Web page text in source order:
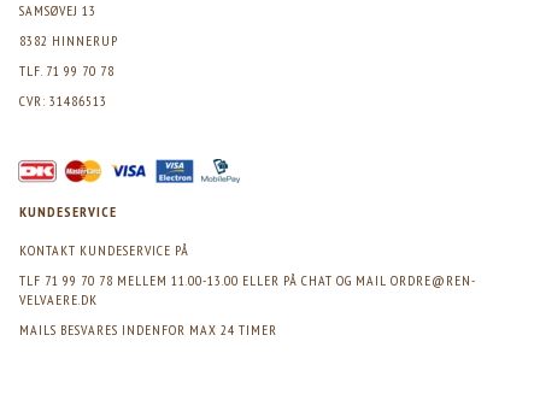
SAMSØVEJ 13
8382 HINNERUP
TLF. 71 99 70 78
CVR: 31486513
KUNDESERVICE
KONTAKT KUNDESERVICE PÅ
TLF 71 99 70 78 MELLEM 11.00-13.00 ELLER PÅ CHAT OG MAIL ORDRE@REN-
VELVAERE.DK
MAILS BESVARES INDENFOR MAX 24 TIMER